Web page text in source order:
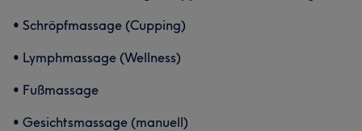
• Schröpfmassage (Cupping)
• Lymphmassage (Wellness)
• Fußmassage
• Gesichtsmassage (manuell)